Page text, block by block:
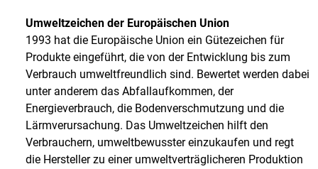
Umweltzeichen der Europäischen Union
1993 hat die Europäische Union ein Gütezeichen für
Produkte eingeführt, die von der Entwicklung bis zum
Verbrauch umweltfreundlich sind. Bewertet werden dabei
unter anderem das Abfallaufkommen, der
Energieverbrauch, die Bodenverschmutzung und die
Lärmverursachung. Das Umweltzeichen hilft den
Verbrauchern, umweltbewusster einzukaufen und regt
die Hersteller zu einer umweltverträglicheren Produktion